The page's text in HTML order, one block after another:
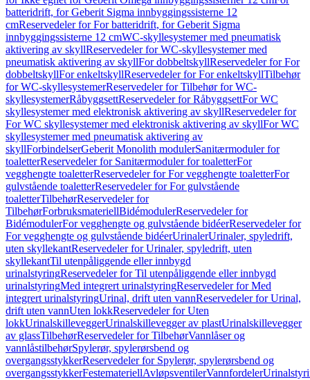
batteridrift, for Geberit Sigma innbyggingssisterne 12
cmReservedeler for For batteridrift, for Geberit Sigma
innbyggingssisterne 12 cmWC-skyllesystemer med pneumatisk
aktivering av skyllReservedeler for WC-skyllesystemer med
pneumatisk aktivering av skyllFor dobbeltskyllReservedeler for For
dobbeltskyllFor enkeltskyllReservedeler for For enkeltskyllTilbehør
for WC-skyllesystemerReservedeler for Tilbehør for WC-
skyllesystemerRåbyggsettReservedeler for RåbyggsettFor WC
skyllesystemer med elektronisk aktivering av skyllReservedeler for
For WC skyllesystemer med elektronisk aktivering av skyllFor WC
skyllesystemer med pneumatisk aktivering av
skyllForbindelserGeberit Monolith modulerSanitærmoduler for
toaletterReservedeler for Sanitærmoduler for toaletterFor
vegghengte toaletterReservedeler for For vegghengte toaletterFor
gulvstående toaletterReservedeler for For gulvstående
toaletterTilbehørReservedeler for
TilbehørForbruksmateriellBidémodulerReservedeler for
BidémodulerFor vegghengte og gulvstående bidéerReservedeler for
For vegghengte og gulvstående bidéerUrinalerUrinaler, spyledrift,
uten skyllekantReservedeler for Urinaler, spyledrift, uten
skyllekantTil utenpåliggende eller innbygd
urinalstyringReservedeler for Til utenpåliggende eller innbygd
urinalstyringMed integrert urinalstyringReservedeler for Med
integrert urinalstyringUrinal, drift uten vannReservedeler for Urinal,
drift uten vannUten lokkReservedeler for Uten
lokkUrinalskilleveggerUrinalskillevegger av plastUrinalskillevegger
av glassTilbehørReservedeler for TilbehørVannlåser og
vannlåstilbehørSpylerør, spylerørsbend og
overgangsstykkerReservedeler for Spylerør, spylerørsbend og
overgangsstykkerFestemateriellAvløpsventilerVannfordeler